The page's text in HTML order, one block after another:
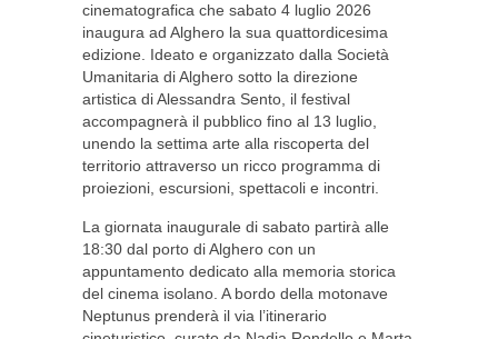
cinematografica che sabato 4 luglio 2026
inaugura ad Alghero la sua quattordicesima
edizione. Ideato e organizzato dalla Società
Umanitaria di Alghero sotto la direzione
artistica di Alessandra Sento, il festival
accompagnerà il pubblico fino al 13 luglio,
unendo la settima arte alla riscoperta del
territorio attraverso un ricco programma di
proiezioni, escursioni, spettacoli e incontri.
La giornata inaugurale di sabato partirà alle
18:30 dal porto di Alghero con un
appuntamento dedicato alla memoria storica
del cinema isolano. A bordo della motonave
Neptunus prenderà il via l’itinerario